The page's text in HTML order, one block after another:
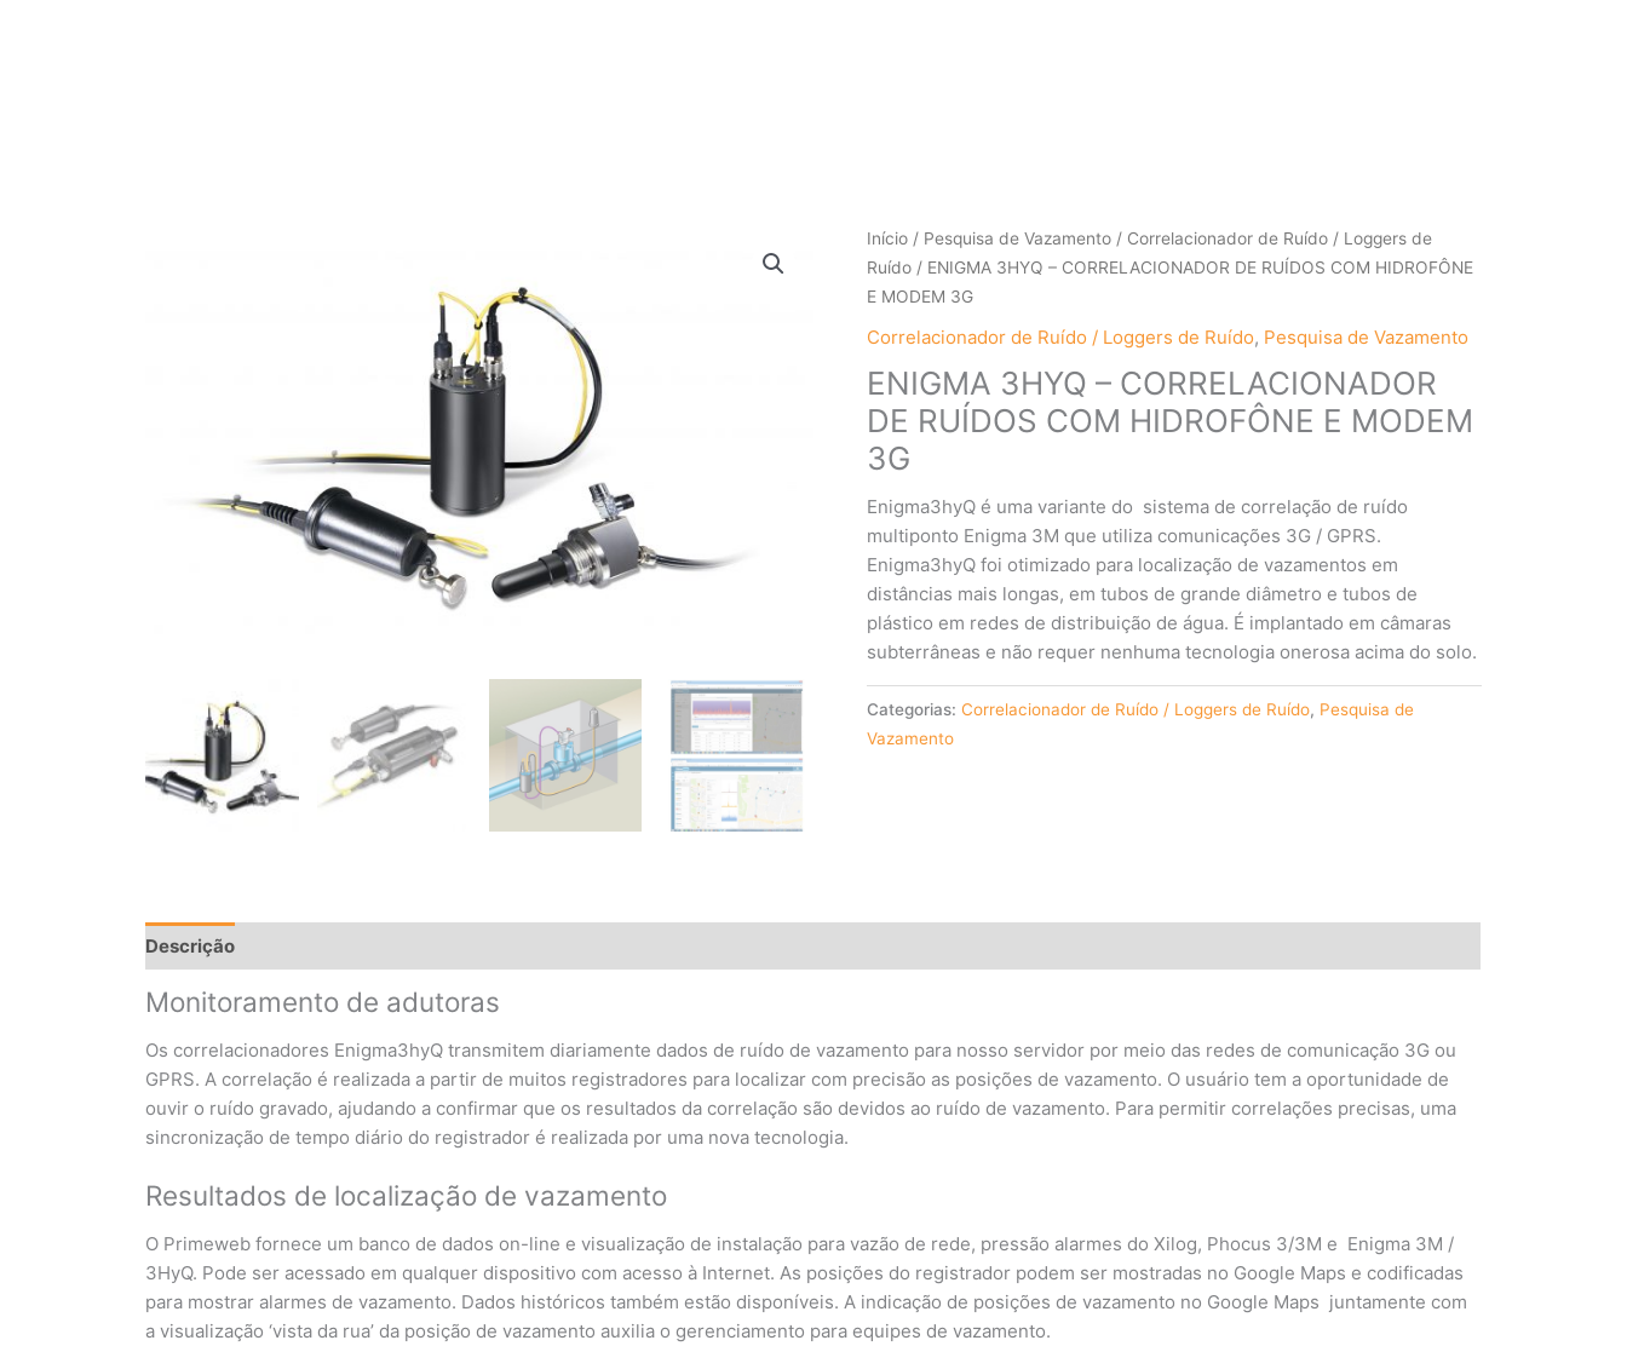
Início / Pesquisa de Vazamento / Correlacionador de Ruído / Loggers de
Ruído / ENIGMA 3HYQ – CORRELACIONADOR DE RUÍDOS COM HIDROFÔNE
E MODEM 3G
Correlacionador de Ruído / Loggers de Ruído, Pesquisa de Vazamento
ENIGMA 3HYQ – CORRELACIONADOR
DE RUÍDOS COM HIDROFÔNE E MODEM
3G
Enigma3hyQ é uma variante do sistema de correlação de ruído
multiponto Enigma 3M que utiliza comunicações 3G / GPRS.
Enigma3hyQ foi otimizado para localização de vazamentos em
distâncias mais longas, em tubos de grande diâmetro e tubos de
plástico em redes de distribuição de água. É implantado em câmaras
subterrâneas e não requer nenhuma tecnologia onerosa acima do solo.
Categorias:Correlacionador de Ruído / Loggers de Ruído, Pesquisa de
Vazamento
Descrição
Monitoramento de adutoras
Os correlacionadores Enigma3hyQ transmitem diariamente dados de ruído de vazamento para nosso servidor por meio das redes de comunicação 3G ou
GPRS. A correlação é realizada a partir de muitos registradores para localizar com precisão as posições de vazamento. O usuário tem a oportunidade de
ouvir o ruído gravado, ajudando a confirmar que os resultados da correlação são devidos ao ruído de vazamento. Para permitir correlações precisas, uma
sincronização de tempo diário do registrador é realizada por uma nova tecnologia.
Resultados de localização de vazamento
O Primeweb fornece um banco de dados on-line e visualização de instalação para vazão de rede, pressão alarmes do Xilog, Phocus 3/3M e Enigma 3M /
3HyQ. Pode ser acessado em qualquer dispositivo com acesso à Internet. As posições do registrador podem ser mostradas no Google Maps e codificadas
para mostrar alarmes de vazamento. Dados históricos também estão disponíveis. A indicação de posições de vazamento no Google Maps juntamente com
a visualização ‘vista da rua’ da posição de vazamento auxilia o gerenciamento para equipes de vazamento.